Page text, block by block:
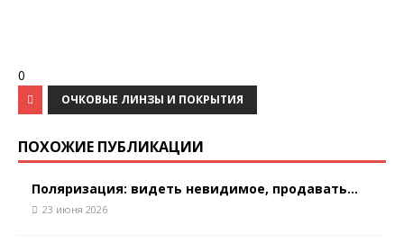
0
ОЧКОВЫЕ ЛИНЗЫ И ПОКРЫТИЯ
ПОХОЖИЕ ПУБЛИКАЦИИ
Поляризация: видеть невидимое, продавать...
23 июня 2026